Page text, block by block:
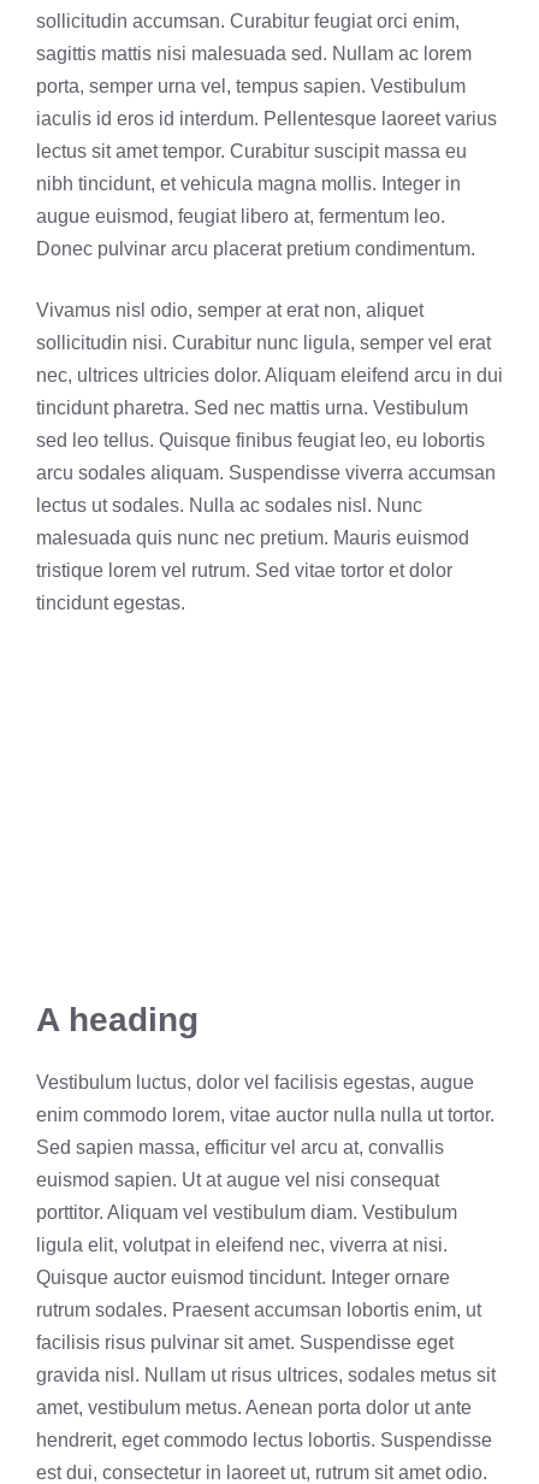
sollicitudin accumsan. Curabitur feugiat orci enim,
sagittis mattis nisi malesuada sed. Nullam ac lorem
porta, semper urna vel, tempus sapien. Vestibulum
iaculis id eros id interdum. Pellentesque laoreet varius
lectus sit amet tempor. Curabitur suscipit massa eu
nibh tincidunt, et vehicula magna mollis. Integer in
augue euismod, feugiat libero at, fermentum leo.
Donec pulvinar arcu placerat pretium condimentum.
Vivamus nisl odio, semper at erat non, aliquet
sollicitudin nisi. Curabitur nunc ligula, semper vel erat
nec, ultrices ultricies dolor. Aliquam eleifend arcu in dui
tincidunt pharetra. Sed nec mattis urna. Vestibulum
sed leo tellus. Quisque finibus feugiat leo, eu lobortis
arcu sodales aliquam. Suspendisse viverra accumsan
lectus ut sodales. Nulla ac sodales nisl. Nunc
malesuada quis nunc nec pretium. Mauris euismod
tristique lorem vel rutrum. Sed vitae tortor et dolor
tincidunt egestas.
A heading
Vestibulum luctus, dolor vel facilisis egestas, augue
enim commodo lorem, vitae auctor nulla nulla ut tortor.
Sed sapien massa, efficitur vel arcu at, convallis
euismod sapien. Ut at augue vel nisi consequat
porttitor. Aliquam vel vestibulum diam. Vestibulum
ligula elit, volutpat in eleifend nec, viverra at nisi.
Quisque auctor euismod tincidunt. Integer ornare
rutrum sodales. Praesent accumsan lobortis enim, ut
facilisis risus pulvinar sit amet. Suspendisse eget
gravida nisl. Nullam ut risus ultrices, sodales metus sit
amet, vestibulum metus. Aenean porta dolor ut ante
hendrerit, eget commodo lectus lobortis. Suspendisse
est dui, consectetur in laoreet ut, rutrum sit amet odio.